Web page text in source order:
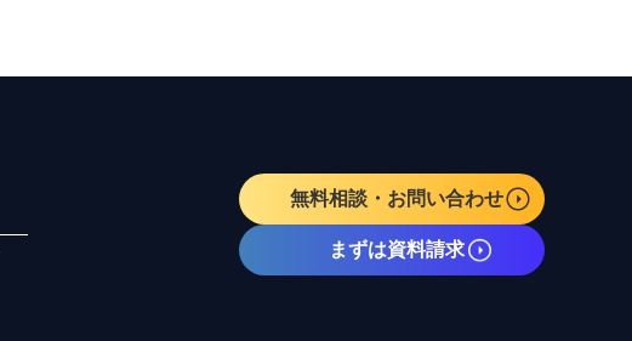
無料相談・お問い合わせ
まずは資料請求